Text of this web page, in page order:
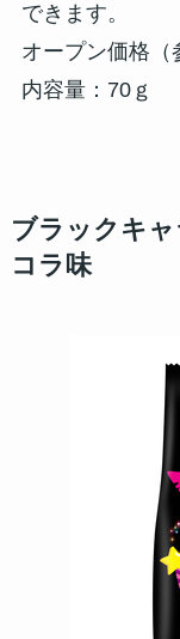
できます。
オープン価格（
内容量：70ｇ
ブラックキ
コラ味